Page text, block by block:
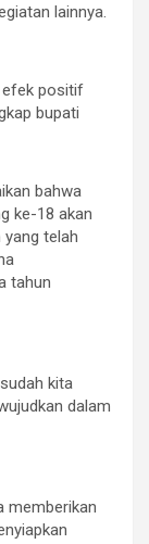
lainnya.
efek positif
bupati
bahwa
ke-18 akan
telah
tahun
kita
dalam
memberikan